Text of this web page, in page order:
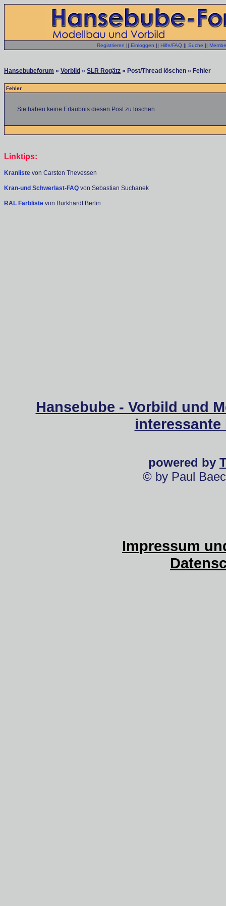
Registrieren || Einloggen || Hilfe/FAQ || Suche ||
Hansebubeforum » Vorbild » SLR Rogätz » Post/Thread löschen » Fehler
Fehler
Sie haben keine Erlaubnis diesen Post zu löschen
Linktips:
Kranliste von Carsten Thevessen
Kran-und Schwerlast-FAQ von Sebastian Suchanek
RAL Farbliste von Burkhardt Berlin
Hansebube - Vorbild und
powered by
© by Paul
Impressum